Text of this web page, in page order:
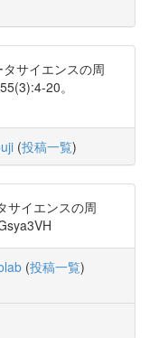
サイエンスの周
20。
(投稿一覧)
サイエンスの周
(投稿一覧)